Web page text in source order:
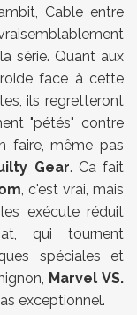
Cable entre
série. Quant aux
face à cette
ils regretteront
"pétés" contre
faire, même pas
Gear. Ca fait
, c'est vrai, mais
exécute réduit
qui tournent
spéciales et
Marvel VS.
exceptionnel.